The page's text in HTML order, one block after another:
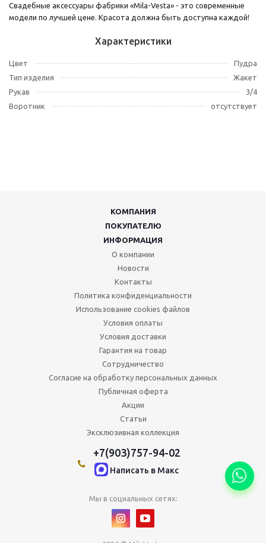
Свадебные аксессуары фабрики «Mila-Vesta» - это современные
модели по лучшей цене. Красота должна быть доступна каждой!
Характеристики
Цвет
Пудра
Тип изделия
Жакет
Рукав
3/4
Воротник
отсутствует
КОМПАНИЯ
ПОКУПАТЕЛЮ
ИНФОРМАЦИЯ
О компании
Новости
Контакты
Политика конфиденциальности
Использование cookies файлов
Условия оплаты
Условия доставки
Гарантия на товар
Сотрудничество
Согласие на обработку персональных данных
Публичная оферта
Акции
Статьи
Эксклюзивная коллекция
+7(903)757-94-02
Написать в Maкс
Мы в социальных сетях: